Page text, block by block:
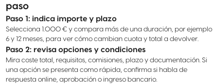
paso
Paso 1: indica importe y plazo
Selecciona 1.000 € y compara más de una duración, por ejemplo
6 y 12 meses, para ver cómo cambian cuota y total a devolver.
Paso 2: revisa opciones y condiciones
Mira coste total, requisitos, comisiones, plazo y documentación. Si
una opción se presenta como rápida, confirma si habla de
respuesta online, aprobación o ingreso bancario.